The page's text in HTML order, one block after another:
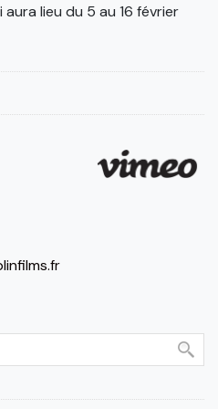
lieu du 5 au 16 février